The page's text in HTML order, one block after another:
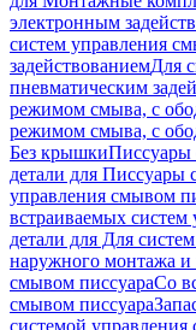
электронным
систем управления
задействованиемДля
пневматическим
режимом смыва, с
режимом смыва, с
Без крышкиПиссуары
детали для Писсуары
управления смывом
встраиваемых
детали для Для
наружного монтажа и
смывом писсуараСо
смывом писсуара
системой